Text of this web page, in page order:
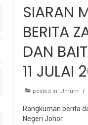
SIARAN
BERITA
DAN
11 JULAI
posted in: Umum |
Rangkuman berita
Negeri Johor.